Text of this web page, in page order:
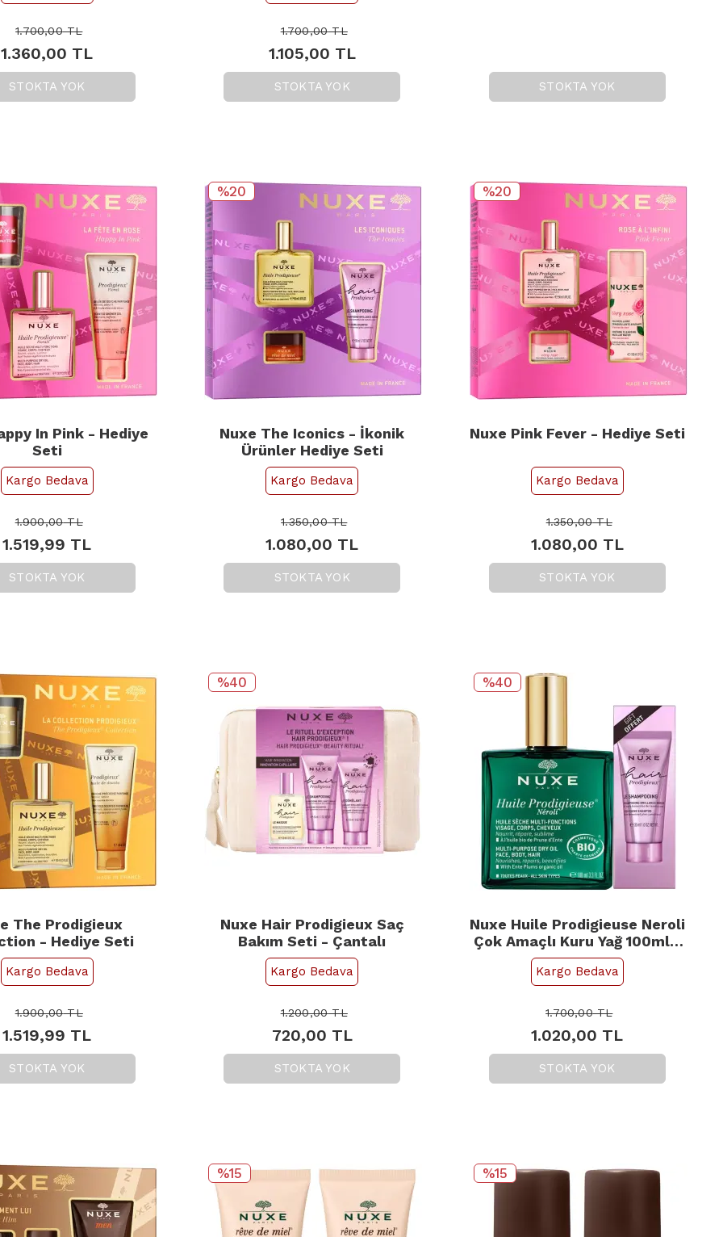
1.700,00TL
1.360,00 TL
STOKTA YOK
1.700,00TL
1.105,00 TL
STOKTA YOK STOKTA YOK
In Pink - Hediye
Seti
Kargo Bedava
1.900,00TL
1.519,99 TL
STOKTA YOK
%20
Nuxe The Iconics - İkonik
Ürünler Hediye Seti
Kargo Bedava
1.350,00TL
1.080,00 TL
STOKTA YOK
%20
Nuxe Pink Fever - Hediye Seti
Kargo Bedava
1.350,00TL
1.080,00 TL
STOKTA YOK
The Prodigieux
- Hediye Seti
Kargo Bedava
1.900,00TL
1.519,99 TL
STOKTA YOK
%40
Nuxe Hair Prodigieux Saç
Bakım Seti - Çantalı
Kargo Bedava
1.200,00TL
720,00 TL
STOKTA YOK
%40
Nuxe Huile Prodigieuse Neroli
Çok Amaçlı Kuru Yağ 100ml -
Şampuan 30ml Hediye
Kargo Bedava
1.700,00TL
1.020,00 TL
STOKTA YOK
%15 %15